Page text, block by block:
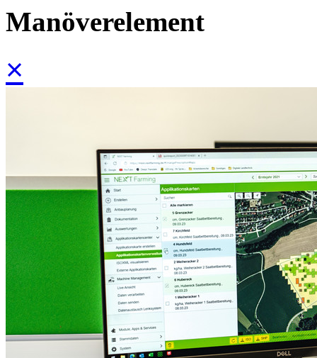
Manöverelement
×